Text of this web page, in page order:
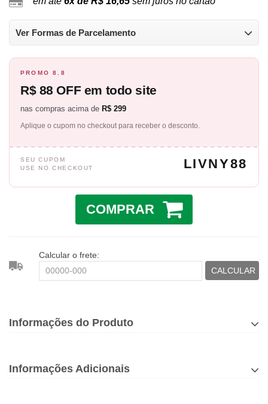
Ver Formas de Parcelamento
PROMO 8.8
R$ 88 OFF em todo site
nas compras acima de R$ 299
Aplique o cupom no checkout para receber o desconto.
SEU CUPOM
USE NO CHECKOUT
LIVNY88
COMPRAR
Calcular o frete:
CALCULAR
Informações do Produto
Informações Adicionais